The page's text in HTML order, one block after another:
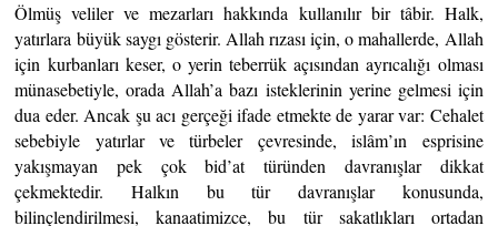
Ölmüş veliler ve mezarları hakkında kullanılır bir tâbir. Halk,
yatırlara büyük saygı gösterir. Allah rızası için, o mahallerde, Allah
için kurbanları keser, o yerin teberrük açısından ayrıcalığı olması
münasebetiyle, orada Allah’a bazı isteklerinin yerine gelmesi için
dua eder. Ancak şu acı gerçeği ifade etmekte de yarar var: Cehalet
sebebiyle yatırlar ve türbeler çevresinde, islâm’ın esprisine
yakışmayan pek çok bid’at türünden davranışlar dikkat
çekmektedir. Halkın bu tür davranışlar konusunda,
bilinçlendirilmesi, kanaatimizce, bu tür sakatlıkları ortadan